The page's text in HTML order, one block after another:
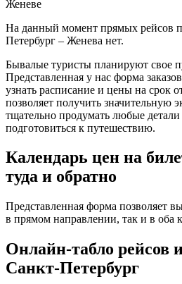
Женеве
На данный момент прямых рейсов
Петербург – Женева нет.
Бывалые туристы планируют свое
Представленная у нас форма
узнать расписание и цены на срок
позволяет получить значительную
тщательно продумать любые
подготовиться к путешествию.
Календарь цен на
туда и обратно
Представленная форма позволяет
в прямом направлении, так и в оба
Онлайн-табло рейсов
Санкт-Петербург